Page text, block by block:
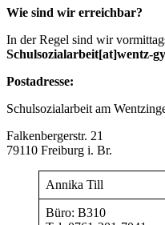
Wie sind wir erreichbar?
In der Regel sind wir
Schulsozialarbeit[at]wentz-
Postadresse:
Schulsozialarbeit am
Falkenbergerstr. 21
79110 Freiburg i. Br.
Annika Till
Büro: B310